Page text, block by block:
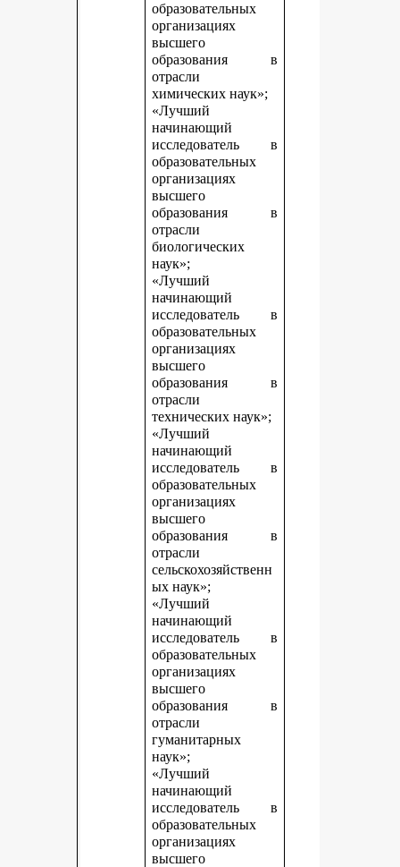
образовательных
организациях
высшего
образования в
отрасли
химических наук»;
«Лучший
начинающий
исследователь в
образовательных
организациях
высшего
образования в
отрасли
биологических
наук»;
«Лучший
начинающий
исследователь в
образовательных
организациях
высшего
образования в
отрасли
технических наук»;
«Лучший
начинающий
исследователь в
образовательных
организациях
высшего
образования в
отрасли
сельскохозяйственн
ых наук»;
«Лучший
начинающий
исследователь в
образовательных
организациях
высшего
образования в
отрасли
гуманитарных
наук»;
«Лучший
начинающий
исследователь в
образовательных
организациях
высшего